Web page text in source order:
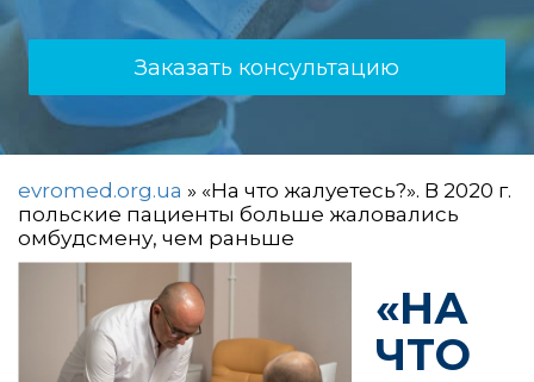
Заказать консультацию
evromed.org.ua » «На что жалуетесь?». В 2020 г.
польские пациенты больше жаловались
омбудсмену, чем раньше
«НА
ЧТО